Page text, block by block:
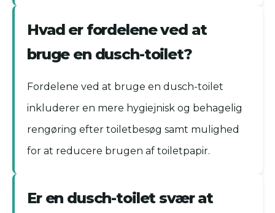
Hvad er fordelene ved at
bruge en dusch-toilet?
Fordelene ved at bruge en dusch-toilet
inkluderer en mere hygiejnisk og behagelig
rengøring efter toiletbesøg samt mulighed
for at reducere brugen af toiletpapir.
Er en dusch-toilet svær at